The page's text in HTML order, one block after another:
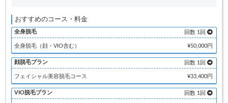
おすすめのコース・料金
全身脱毛 回数 1回
全身脱毛（顔・VIO含む） ¥50,000円
顔脱毛プラン 回数 1回
フェイシャル美容脱毛コース ¥33,400円
VIO脱毛プラン 回数 1回